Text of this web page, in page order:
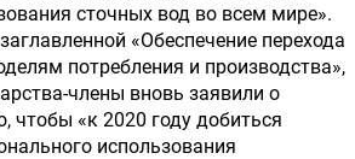
сточных вод во всем мире».
«Обеспечение перехода
потребления и производства»,
члены вновь заявили о
чтобы «к 2020 году добиться
использования